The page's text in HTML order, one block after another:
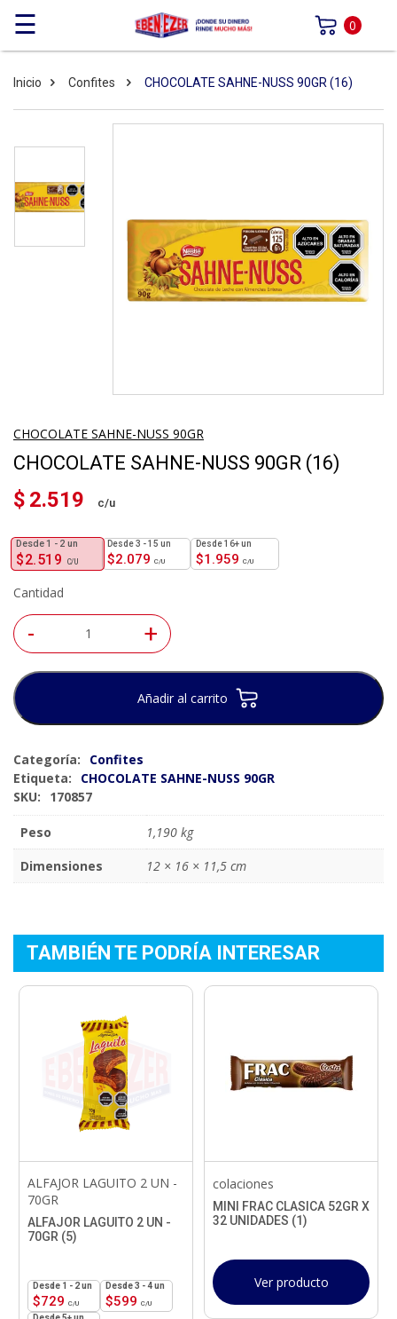
☰ 0
Inicio Confites CHOCOLATE SAHNE-NUSS 90GR (16)
CHOCOLATE SAHNE-NUSS 90GR
CHOCOLATE SAHNE-NUSS 90GR (16)
$ 2.519
$2.519
1 - 2 un
$2.079
3 - 15 un
$1.959
16+ un
Cantidad
- +
Añadir al carrito
Categoría:
Confites
Etiqueta:
CHOCOLATE SAHNE-NUSS 90GR
SKU:
170857
Peso
1,190 kg
Dimensiones
12 × 16 × 11,5 cm
TAMBIÉN TE PODRÍA INTERESAR
ALFAJOR LAGUITO 2 UN -
70GR
ALFAJOR LAGUITO 2 UN -
70GR (5)
$729
1 - 2un
$599
3 - 4 un
colaciones
MINI FRAC CLASICA 52GR X
32 UNIDADES (1)
Ver producto